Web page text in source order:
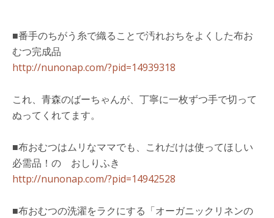
■番手のちがう糸で織ることで汚れおちをよくした布お
むつ完成品
http://nunonap.com/?pid=14939318
これ、青森のばーちゃんが、丁寧に一枚ずつ手で切って
ぬってくれてます。
■布おむつはムリなママでも、これだけは使ってほしい
必需品！の おしりふき
http://nunonap.com/?pid=14942528
■布おむつの洗濯をラクにする「オーガニックリネンの